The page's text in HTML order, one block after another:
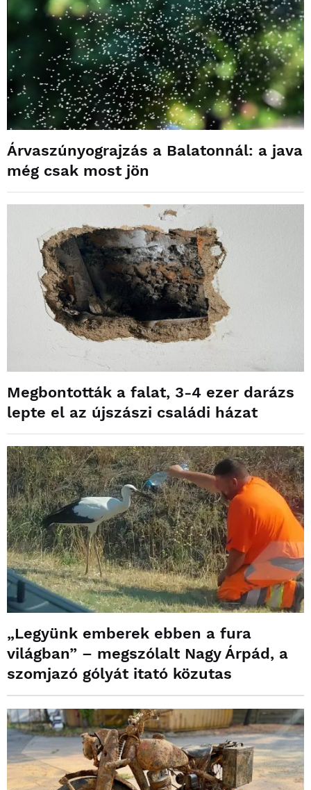
Árvaszúnyograjzás a Balatonnál: a java
még csak most jön
Megbontották a falat, 3-4 ezer darázs
lepte el az újszászi családi házat
„Legyünk emberek ebben a fura
világban” – megszólalt Nagy Árpád, a
szomjazó gólyát itató közutas